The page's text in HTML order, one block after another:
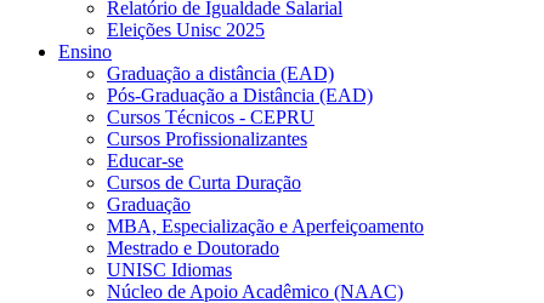
Relatório de Igualdade Salarial
Eleições Unisc 2025
Ensino
Graduação a distância (EAD)
Pós-Graduação a Distância (EAD)
Cursos Técnicos - CEPRU
Cursos Profissionalizantes
Educar-se
Cursos de Curta Duração
Graduação
MBA, Especialização e Aperfeiçoamento
Mestrado e Doutorado
UNISC Idiomas
Núcleo de Apoio Acadêmico (NAAC)